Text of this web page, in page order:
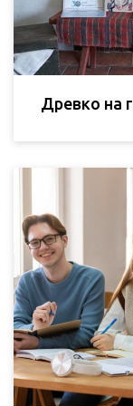
Древко на